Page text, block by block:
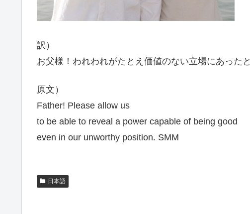
訳）
お父様！われわれがたとえ価値のない立場にあっ
原文）
Father! Please allow us
to be able to reveal a power capable of being good
even in our unworthy position. SMM
日本語